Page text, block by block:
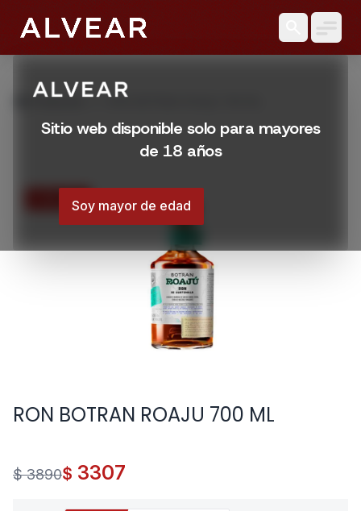
Sitio web disponible solo para mayores
de 18 años
Soy mayor de edad
Productos RON BOTRAN ROAJU 700 ML
15% OFF
RON BOTRAN ROAJU 700 ML
$ 3890$ 3307